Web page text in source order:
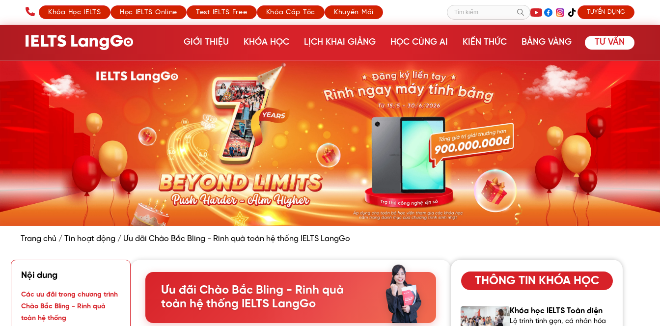
Khóa Học IELTS Học IELTS Online Test IELTS Free Khóa Cấp Tốc Khuyến Mãi Tìm kiếm TUYỂN DỤNG
GIỚI THIỆU KHÓA HỌC LỊCH KHAI GIẢNG HỌC CÙNG AI KIẾN THỨC BẢNG VÀNG TƯ VẤN
Trang chủ / Tin hoạt động / Ưu đãi Chào Bắc Bling - Rinh quà toàn hệ thống IELTS LangGo
Nội dung
Các ưu đãi trong chương trình
Chào Bắc Bling - Rinh quà
toàn hệ thống
Ưu đãi Chào Bắc Bling - Rinh quà
toàn hệ thống IELTS LangGo
THÔNG TIN KHÓA HỌC
Khóa học IELTS Toàn diện
Lộ trình tinh gọn, cá nhân hóa